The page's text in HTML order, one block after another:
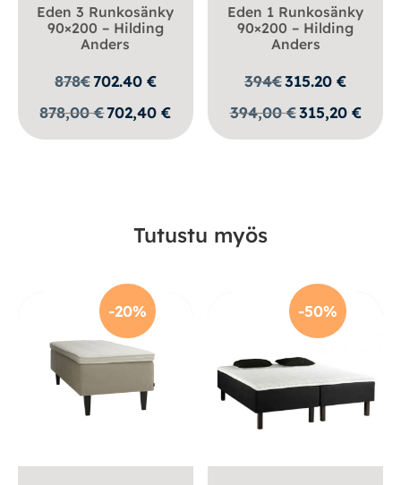
Eden 3 Runkosänky
90×200 – Hilding
Anders
878€702.40 €
878,00€702,40€
Eden 1 Runkosänky
90×200 – Hilding
Anders
394€315.20€
394,00€315,20 €
Tutustu myös
-20% -50%